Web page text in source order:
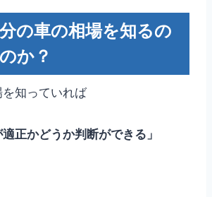
の車の相場を知るの
か？
知っていれば
適正かどうか判断ができる」